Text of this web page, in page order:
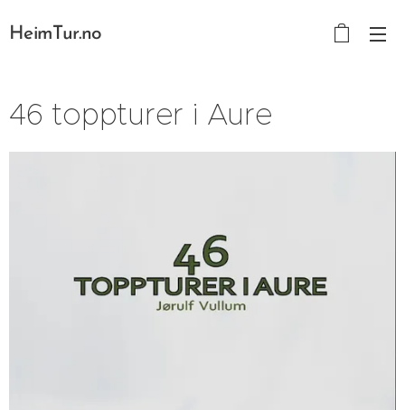
HeimTur.no
46 toppturer i Aure